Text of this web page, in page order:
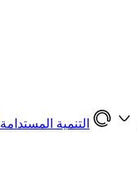
التنمية المستدامة